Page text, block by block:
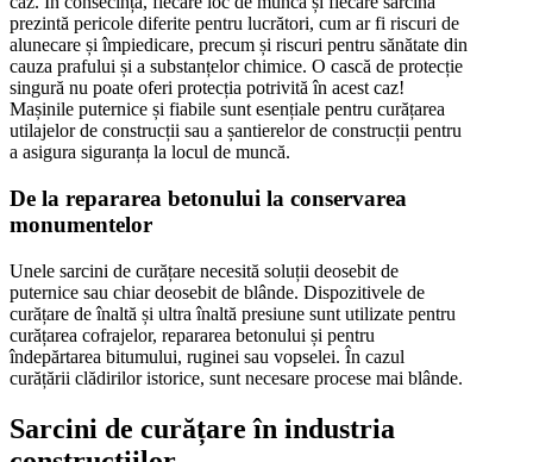
prezintă pericole diferite pentru lucrători, cum ar fi riscuri de
alunecare și împiedicare, precum și riscuri pentru sănătate din
cauza prafului și a substanțelor chimice. O cască de protecție
singură nu poate oferi protecția potrivită în acest caz!
Mașinile puternice și fiabile sunt esențiale pentru curățarea
utilajelor de construcții sau a șantierelor de construcții pentru
a asigura siguranța la locul de muncă.
De la repararea betonului la conservarea
monumentelor
Unele sarcini de curățare necesită soluții deosebit de
puternice sau chiar deosebit de blânde. Dispozitivele de
curățare de înaltă și ultra înaltă presiune sunt utilizate pentru
curățarea cofrajelor, repararea betonului și pentru
îndepărtarea bitumului, ruginei sau vopselei. În cazul
curățării clădirilor istorice, sunt necesare procese mai blânde.
Sarcini de curățare în industria